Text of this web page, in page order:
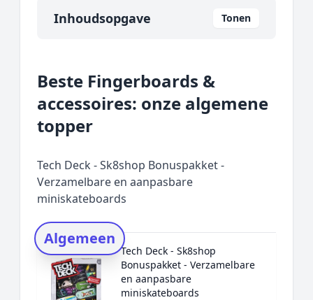
Inhoudsopgave Tonen
Onze algemene topper
Prijs topper
Populaire merken
Onderzoeksmethode
Alternatieven
Prijsniveaus
Beste Fingerboards &
accessoires: onze algemene
topper
Tech Deck - Sk8shop Bonuspakket -
Verzamelbare en aanpasbare
miniskateboards
Algemeen
Tech Deck - Sk8shop
Bonuspakket - Verzamelbare
en aanpasbare
miniskateboards